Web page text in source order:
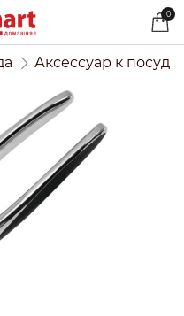
0
Аксессуар к посуде